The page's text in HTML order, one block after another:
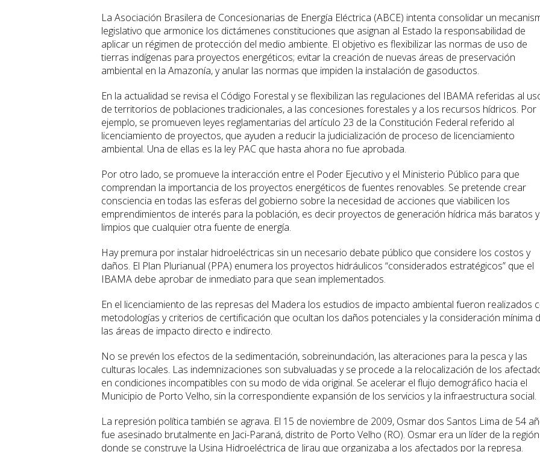
La Asociación Brasilera de Concesionarias de Energía Eléctrica (ABCE) intenta consolidar un
legislativo que armonice los dictámenes constituciones que asignan al Estado la responsabilidad de
aplicar un régimen de protección del medio ambiente. El objetivo es flexibilizar las normas de uso de
tierras indígenas para proyectos energéticos; evitar la creación de nuevas áreas de preservación
ambiental en la Amazonía, y anular las normas que impiden la instalación de gasoductos.
En la actualidad se revisa el Código Forestal y se flexibilizan las regulaciones del IBAMA referidas al
de territorios de poblaciones tradicionales, a las concesiones forestales y a los recursos hídricos. Por
ejemplo, se promueven leyes reglamentarias del artículo 23 de la Constitución Federal referido al
licenciamiento de proyectos, que ayuden a reducir la judicialización de proceso de licenciamiento
ambiental. Una de ellas es la ley PAC que hasta ahora no fue aprobada.
Por otro lado, se promueve la interacción entre el Poder Ejecutivo y el Ministerio Público para que
comprendan la importancia de los proyectos energéticos de fuentes renovables. Se pretende crear
consciencia en todas las esferas del gobierno sobre la necesidad de acciones que viabilicen los
emprendimientos de interés para la población, es decir proyectos de generación hídrica más baratos y
limpios que cualquier otra fuente de energía.
Hay premura por instalar hidroeléctricas sin un necesario debate público que considere los costos y
daños. El Plan Plurianual (PPA) enumera los proyectos hidráulicos “considerados estratégicos” que el
IBAMA debe aprobar de inmediato para que sean implementados.
En el licenciamiento de las represas del Madera los estudios de impacto ambiental fueron realizados
metodologías y criterios de certificación que ocultan los daños potenciales y la consideración mínima
las áreas de impacto directo e indirecto.
No se prevén los efectos de la sedimentación, sobreinundación, las alteraciones para la pesca y las
culturas locales. Las indemnizaciones son subvaluadas y se procede a la relocalización de los
en condiciones incompatibles con su modo de vida original. Se acelerar el flujo demográfico hacia el
Municipio de Porto Velho, sin la correspondiente expansión de los servicios y la infraestructura social.
La represión política también se agrava. El 15 de noviembre de 2009, Osmar dos Santos Lima de 54
fue asesinado brutalmente en Jaci-Paraná, distrito de Porto Velho (RO). Osmar era un líder de la región
donde se construye la Usina Hidroeléctrica de Jirau que organizaba a los afectados por la represa.